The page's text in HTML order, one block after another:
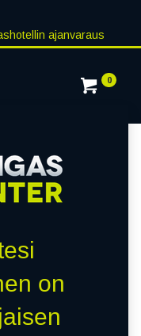
ajanvaraus
0
on